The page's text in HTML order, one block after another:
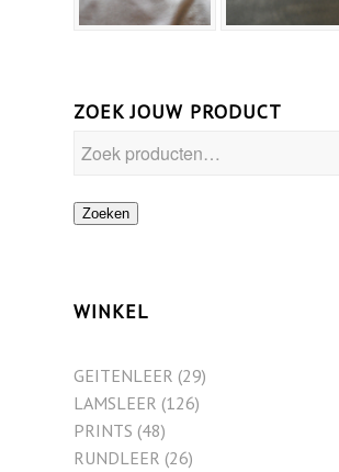
ZOEK JOUW PRODUCT
Zoeken
WINKEL
GEITENLEER (29)
LAMSLEER (126)
PRINTS (48)
RUNDLEER (26)